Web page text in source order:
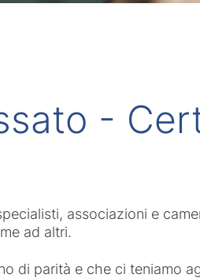
-
associazioni e
ad altri.
di parità e che ci teniamo